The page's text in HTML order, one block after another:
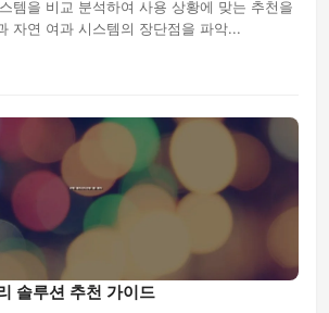
템을 비교 분석하여 사용 상황에 맞는 추천을
자연 여과 시스템의 장단점을 파악...
솔루션 추천 가이드